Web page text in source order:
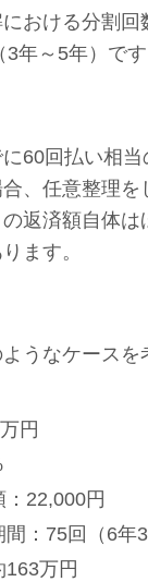
おける分割回
年～5年）です
60回払い相
、任意整理を
返済額自体は
ます。
うなケースを
円
：22,000円
：75回（6年3
万円